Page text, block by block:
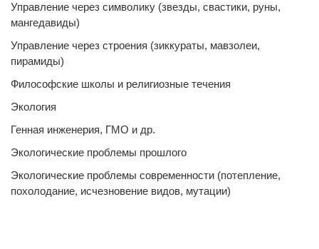
Управление через символику (звезды, свастики, руны,
мангедавиды)
Управление через строения (зиккураты, мавзолеи,
пирамиды)
Философские школы и религиозные течения
Экология
Генная инженерия, ГМО и др.
Экологические проблемы прошлого
Экологические проблемы современности (потепление,
похолодание, исчезновение видов, мутации)